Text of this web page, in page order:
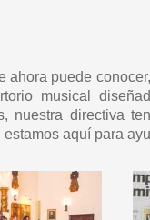
puede
musical
nuestra directiva
aquí para